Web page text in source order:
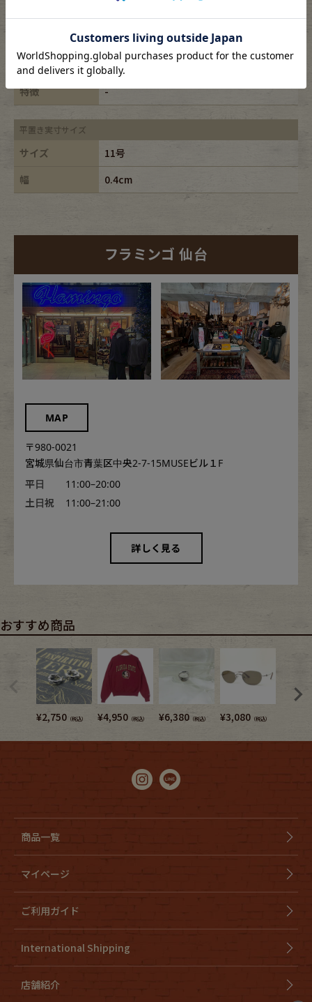
ゴールド/gold
ブランド
特徴
-
平置き実寸サイズ
サイズ
11号
幅
0.4cm
フラミンゴ 仙台
MAP
〒980-0021
宮城県仙台市青葉区中央2-7-15MUSEビル１F
平日
11:00–20:00
土日祝
11:00–21:00
詳しく見る
おすすめ商品
¥2,750 （税込） ¥4,950 （税込） ¥6,380 （税込） ¥3,080 （税込）
商品一覧
マイページ
ご利用ガイド
International Shipping
店舗紹介